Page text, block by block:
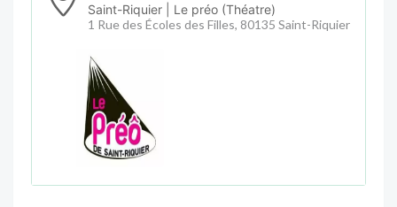
Saint-Riquier | Le préo (Théatre)
1 Rue des Écoles des Filles, 80135 Saint-Riquier